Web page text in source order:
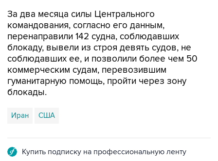
перенаправили 142 судна, соблюдавших
блокаду, вывели из строя девять судов, не
соблюдавших ее, и позволили более чем 50
коммерческим судам, перевозившим
гуманитарную помощь, пройти через зону
блокады.
Иран США
Подписаться на рассылку главных новостей сайта